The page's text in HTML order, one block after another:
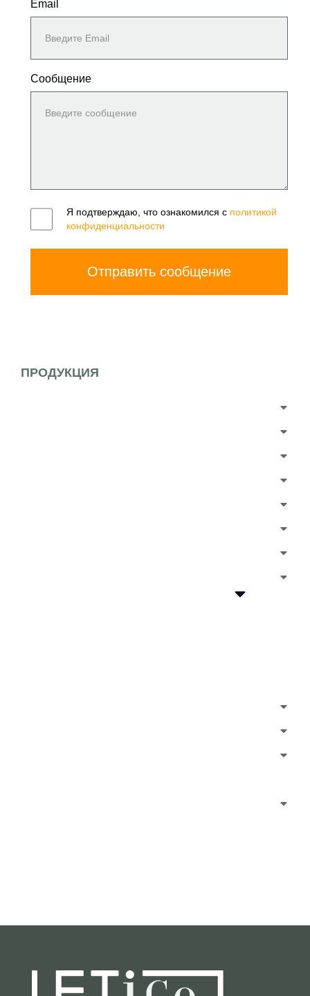
Email
Сообщение
Я подтверждаю, что ознакомился с политикой
конфиденциальности
Отправить сообщение
ПРОДУКЦИЯ